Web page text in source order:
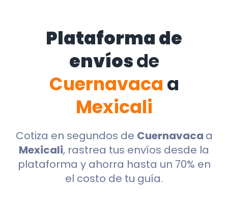
Plataforma de
envíosde
Cuernavaca a
Mexicali
Cotiza en segundos de Cuernavaca a
Mexicali, rastrea tus envíos desde la
plataforma y ahorra hasta un 70% en
el costo de tu guía.